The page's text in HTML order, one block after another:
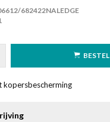
682422NALEDGE
BESTEL
kopersbescherming